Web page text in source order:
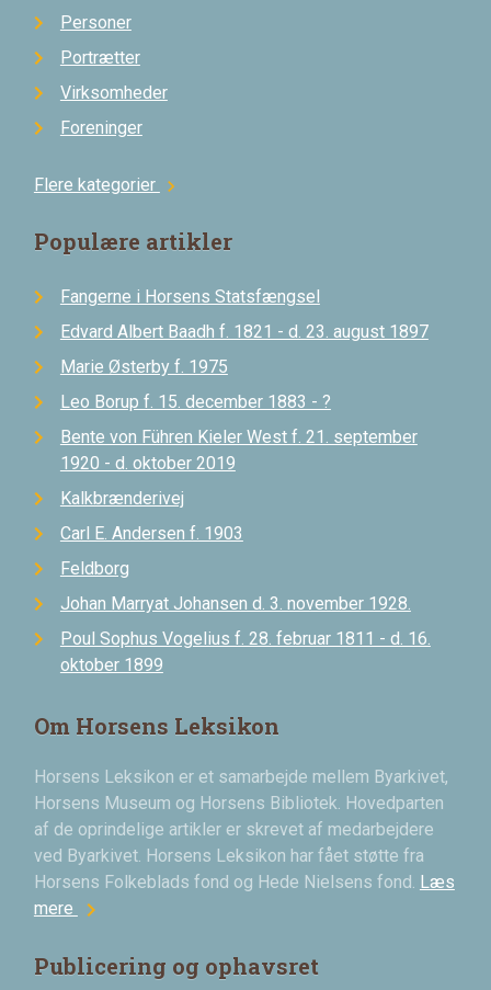
Personer
Portrætter
Virksomheder
Foreninger
Flere kategorier chevron_right
Populære artikler
Fangerne i Horsens Statsfængsel
Edvard Albert Baadh f. 1821 - d. 23. august 1897
Marie Østerby f. 1975
Leo Borup f. 15. december 1883 - ?
Bente von Führen Kieler West f. 21. september
1920 - d. oktober 2019
Kalkbrænderivej
Carl E. Andersen f. 1903
Feldborg
Johan Marryat Johansen d. 3. november 1928.
Poul Sophus Vogelius f. 28. februar 1811 - d. 16.
oktober 1899
Om Horsens Leksikon
Horsens Leksikon er et samarbejde mellem Byarkivet,
Horsens Museum og Horsens Bibliotek. Hovedparten
af de oprindelige artikler er skrevet af medarbejdere
ved Byarkivet. Horsens Leksikon har fået støtte fra
Horsens Folkeblads fond og Hede Nielsens fond. Læs
mere chevron_right
Publicering og ophavsret